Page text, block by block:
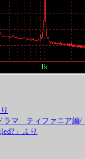
マ ティファニア編/
」より